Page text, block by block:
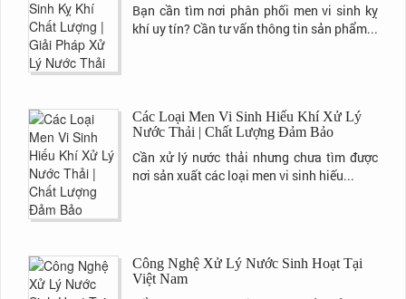
Bạn cần tìm nơi phân phối men vi sinh kỵ
khí uy tín? Cần tư vấn thông tin sản phẩm...
Các Loại Men Vi Sinh Hiếu Khí Xử Lý
Nước Thải | Chất Lượng Đảm Bảo
Cần xử lý nước thải nhưng chưa tìm được
nơi sản xuất các loại men vi sinh hiếu...
Công Nghệ Xử Lý Nước Sinh Hoạt Tại
Việt Nam